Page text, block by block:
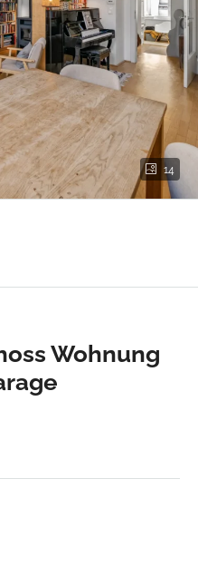
14
Wohnung